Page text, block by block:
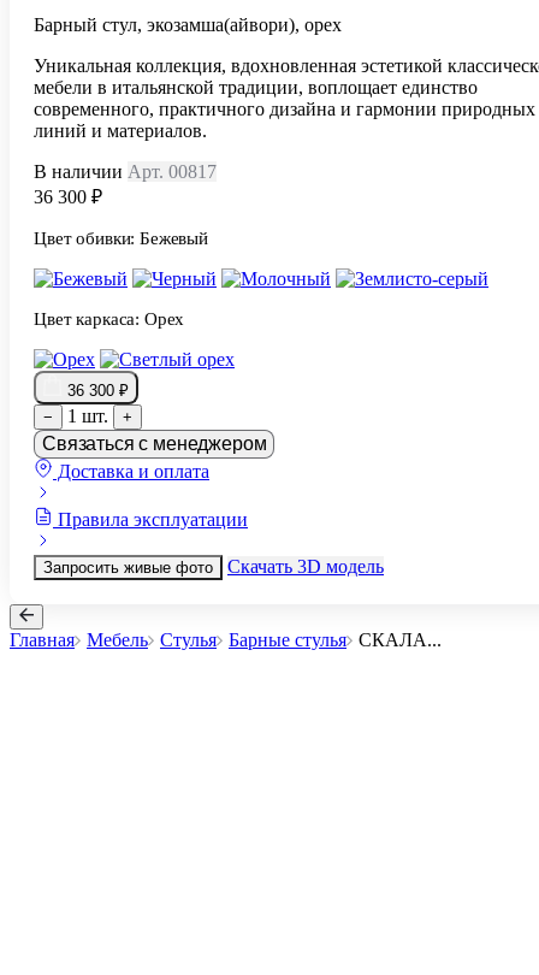
Барный стул, экозамша(айвори), орех
Уникальная коллекция, вдохновленная эстетикой
мебели в итальянской традиции, воплощает единство
современного, практичного дизайна и гармонии природных
линий и материалов.
В наличии Арт. 00817
36 300 ₽
Цвет обивки: Бежевый
Цвет каркаса: Орех
36 300 ₽
−
1 шт. +
Связаться с менеджером
Доставка и оплата
Правила эксплуатации
Запросить живые фото Скачать 3D модель
Главная Мебель Стулья Барные стулья СКАЛА...